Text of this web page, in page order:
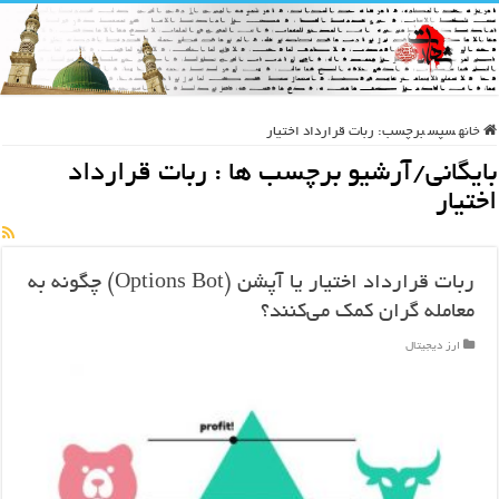
خانه سپس برچسب: ربات قرارداد اختیار
بایگانی/آرشیو برچسب ها : ربات قرارداد
اختیار
ربات‌ قرارداد اختیار یا آپشن (Options Bot) چگونه به
معامله گران کمک می‌کنند؟
ارز دیجیتال